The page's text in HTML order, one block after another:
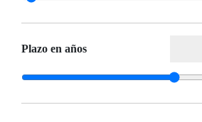
Plazo en años